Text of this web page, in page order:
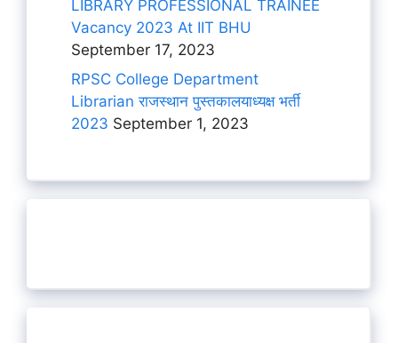
LIBRARY PROFESSIONAL TRAINEE
Vacancy 2023 At IIT BHU
September 17, 2023
RPSC College Department
Librarian राजस्थान पुस्तकालयाध्यक्ष भर्ती
2023 September 1, 2023